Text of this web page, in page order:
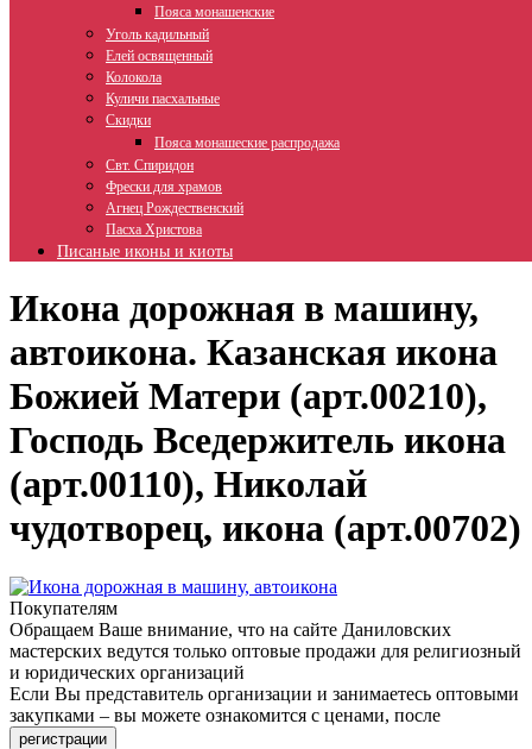
Пояса монашенские
Уголь кадильный
Елей освященный
Колокола
Куличи пасхальные
Скидки
Пояса монашеские распродажа
Свт. Спиридон
Фрески для храмов
Агнец Рождественский
Пасха Христова
Писаные иконы и киоты
Икона дорожная в машину,
автоикона. Казанская икона
Божией Матери (арт.00210),
Господь Вседержитель икона
(арт.00110), Николай
чудотворец, икона (арт.00702)
Покупателям
Обращаем Ваше внимание, что на сайте Даниловских
мастерских ведутся только оптовые продажи для религиозный
и юридических организаций
Если Вы представитель организации и занимаетесь оптовыми
закупками – вы можете ознакомится с ценами, после